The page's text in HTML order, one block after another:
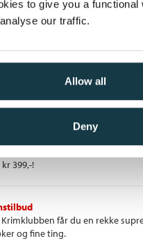
to give you a functional
our traffic.
Allow all
Deny
på at du ikke trenger mer.
og scenene i livet
menneskelige.
Pris 429,–
Kjøp
- de beste
399,-!
får du en rekke
og fine ting.